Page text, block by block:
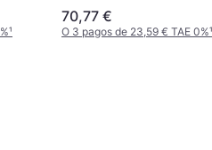
¹
70,77 €
O 3 pagos de 23,59 € TAE 0%¹